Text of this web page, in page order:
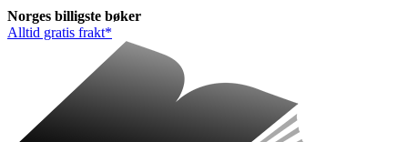
Norges billigste bøker
Alltid gratis frakt*